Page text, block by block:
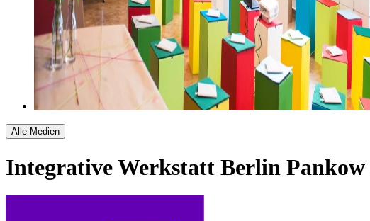
Alle Medien
Integrative Werkstatt Berlin Pankow